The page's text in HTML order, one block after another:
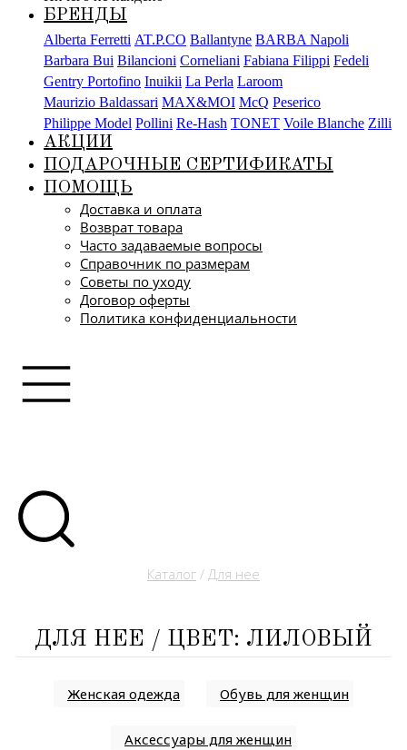
БРЕНДЫ
Alberta Ferretti AT.P.CO Ballantyne BARBA Napoli
Barbara Bui Bilancioni Corneliani Fabiana Filippi Fedeli
Gentry Portofino Inuikii La Perla Laroom
Maurizio Baldassari MAX&MOI McQ Peserico
Philippe Model Pollini Re-Hash TONET Voile Blanche Zilli
АКЦИИ
ПОДАРОЧНЫЕ СЕРТИФИКАТЫ
ПОМОЩЬ
Доставка и оплата
Возврат товара
Часто задаваемые вопросы
Справочник по размерам
Советы по уходу
Договор оферты
Политика конфиденциальности
Каталог / Для нее
ДЛЯ НЕЕ / ЦВЕТ: ЛИЛОВЫЙ
Женская одежда Обувь для женщин
Аксессуары для женщин